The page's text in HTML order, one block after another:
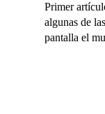
Primer
algunas de
pantalla el